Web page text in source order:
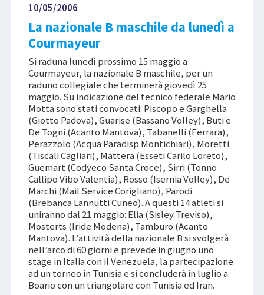
10/05/2006
La nazionale B maschile da lunedì a
Courmayeur
Si raduna lunedì prossimo 15 maggio a
Courmayeur, la nazionale B maschile, per un
raduno collegiale che terminerà giovedì 25
maggio. Su indicazione del tecnico federale Mario
Motta sono stati convocati: Piscopo e Garghella
(Giotto Padova), Guarise (Bassano Volley), Buti e
De Togni (Acanto Mantova), Tabanelli (Ferrara),
Perazzolo (Acqua Paradisp Montichiari), Moretti
(Tiscali Cagliari), Mattera (Esseti Carilo Loreto),
Guemart (Codyeco Santa Croce), Sirri (Tonno
Callipo Vibo Valentia), Rosso (Isernia Volley), De
Marchi (Mail Service Corigliano), Parodi
(Brebanca Lannutti Cuneo). A questi 14 atleti si
uniranno dal 21 maggio: Elia (Sisley Treviso),
Mosterts (Iride Modena), Tamburo (Acanto
Mantova). L’attività della nazionale B si svolgerà
nell’arco di 60 giorni e prevede in giugno uno
stage in Italia con il Venezuela, la partecipazione
ad un torneo in Tunisia e si concluderà in luglio a
Boario con un triangolare con Tunisia ed Iran.